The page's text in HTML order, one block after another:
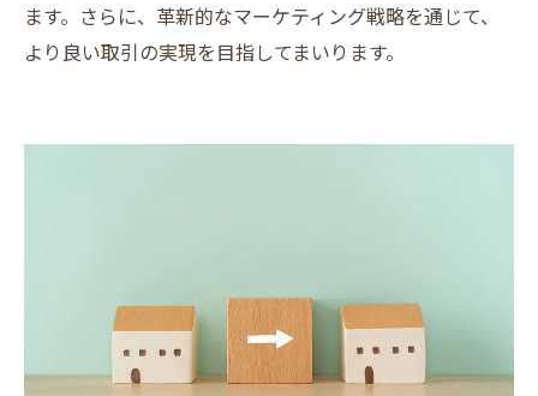
ます。さらに、革新的なマーケティング戦略を通じて、
より良い取引の実現を目指してまいります。